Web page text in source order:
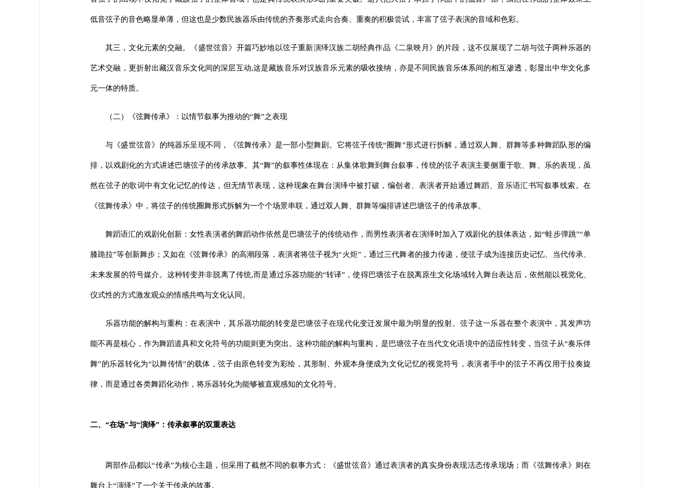
低音弦子的音色略显单薄，但这也是少数民族器乐由传统的齐奏形式走向合奏、重奏的积极尝试，丰富了弦子表演的音域和色彩。
其三，文化元素的交融。《盛世弦音》开篇巧妙地以弦子重新演绎汉族二胡经典作品《二泉映月》的片段，这不仅展现了二胡与弦子两种乐器的
艺术交融，更折射出藏汉音乐文化间的深层互动,这是藏族音乐对汉族音乐元素的吸收接纳，亦是不同民族音乐体系间的相互渗透，彰显出中华文化多
元一体的特质。
（二）《弦舞传承》：以情节叙事为推动的“舞”之表现
与《盛世弦音》的纯器乐呈现不同，《弦舞传承》是一部小型舞剧。它将弦子传统“圈舞”形式进行拆解，通过双人舞、群舞等多种舞蹈队形的编
排，以戏剧化的方式讲述巴塘弦子的传承故事。其“舞”的叙事性体现在：从集体歌舞到舞台叙事，传统的弦子表演主要侧重于歌、舞、乐的表现，虽
然在弦子的歌词中有文化记忆的传达，但无情节表现，这种现象在舞台演绎中被打破，编创者、表演者开始通过舞蹈、音乐语汇书写叙事线索。在
《弦舞传承》中，将弦子的传统圈舞形式拆解为一个个场景串联，通过双人舞、群舞等编排讲述巴塘弦子的传承故事。
舞蹈语汇的戏剧化创新：女性表演者的舞蹈动作依然是巴塘弦子的传统动作，而男性表演者在演绎时加入了戏剧化的肢体表达，如“蛙步弹跳”“单
膝跪拉”等创新舞步；又如在《弦舞传承》的高潮段落，表演者将弦子视为“火炬”，通过三代舞者的接力传递，使弦子成为连接历史记忆、当代传承、
未来发展的符号媒介。这种转变并非脱离了传统,而是通过乐器功能的“转译”，使得巴塘弦子在脱离原生文化场域转入舞台表达后，依然能以视觉化、
仪式性的方式激发观众的情感共鸣与文化认同。
乐器功能的解构与重构：在表演中，其乐器功能的转变是巴塘弦子在现代化变迁发展中最为明显的投射。弦子这一乐器在整个表演中，其发声功
能不再是核心，作为舞蹈道具和文化符号的功能则更为突出。这种功能的解构与重构，是巴塘弦子在当代文化语境中的适应性转变，当弦子从“奏乐伴
舞”的乐器转化为“以舞传情”的载体，弦子由原色转变为彩绘，其形制、外观本身便成为文化记忆的视觉符号，表演者手中的弦子不再仅用于拉奏旋
律，而是通过各类舞蹈化动作，将乐器转化为能够被直观感知的文化符号。
二、“在场”与“演绎”：传承叙事的双重表达
两部作品都以“传承”为核心主题，但采用了截然不同的叙事方式：《盛世弦音》通过表演者的真实身份表现活态传承现场；而《弦舞传承》则在
舞台上“演绎”了一个关于传承的故事。